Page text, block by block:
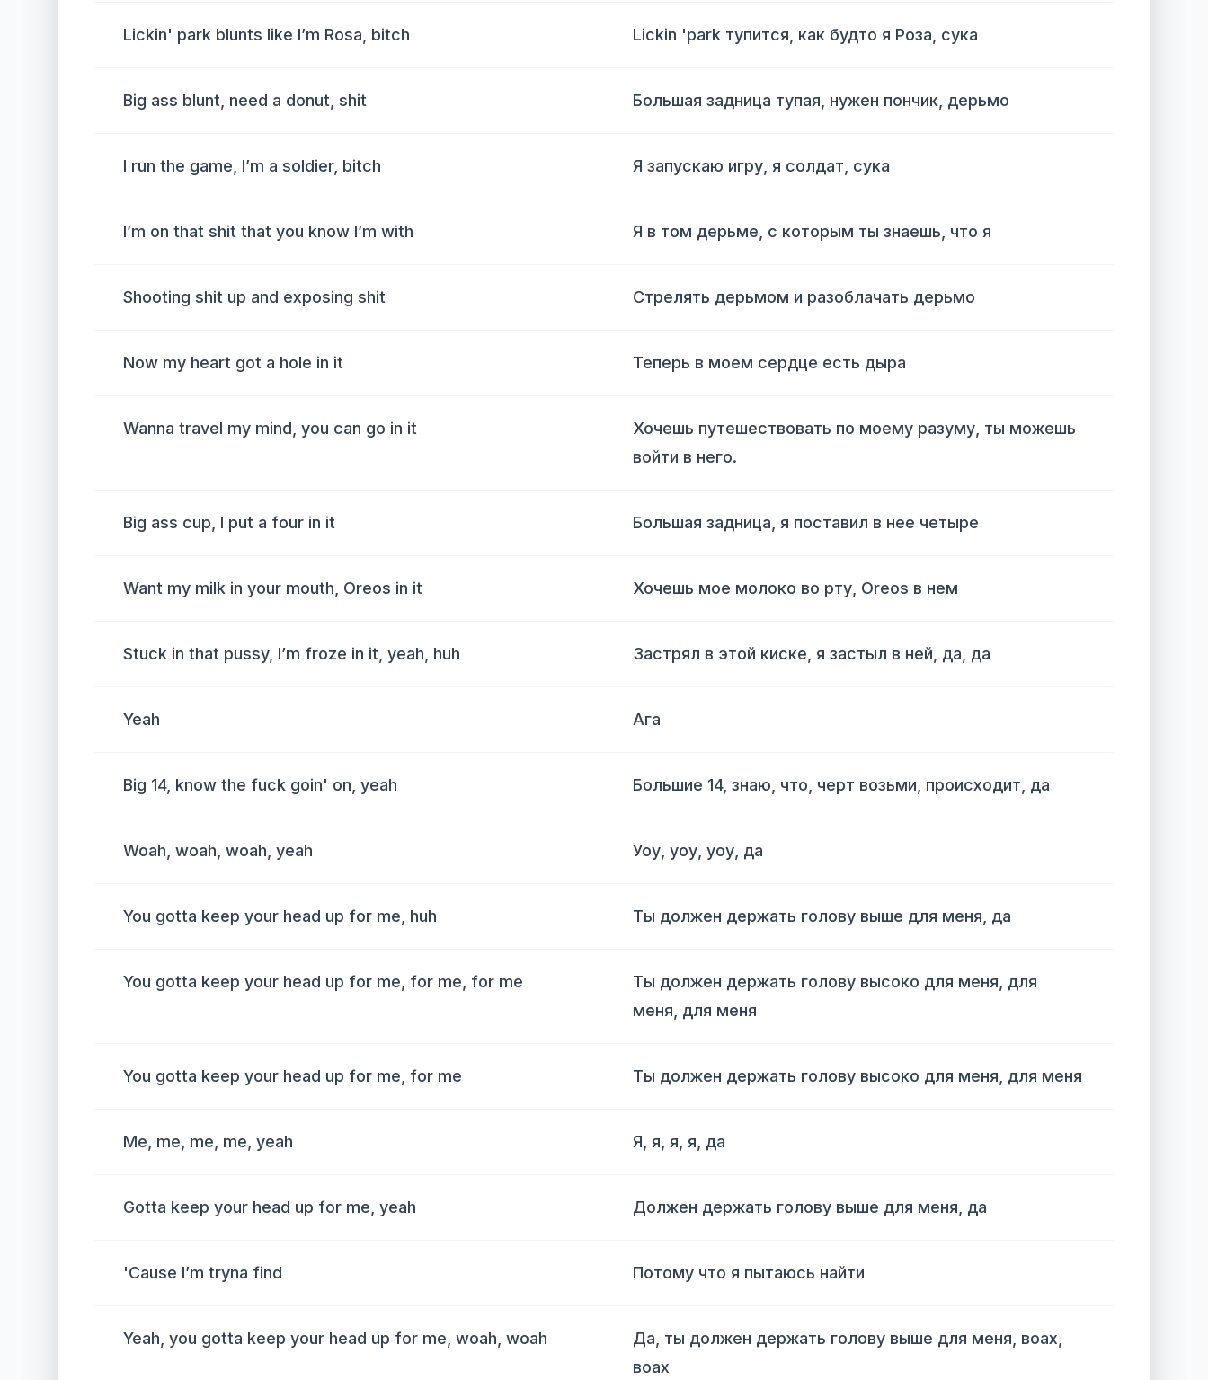
Lickin' park blunts like I’m Rosa, bitch Lickin 'park тупится, как будто я Роза, сука
Big ass blunt, need a donut, shit Большая задница тупая, нужен пончик, дерьмо
I run the game, I’m a soldier, bitch Я запускаю игру, я солдат, сука
I’m on that shit that you know I’m with Я в том дерьме, с которым ты знаешь, что я
Shooting shit up and exposing shit Стрелять дерьмом и разоблачать дерьмо
Now my heart got a hole in it Теперь в моем сердце есть дыра
Wanna travel my mind, you can go in it
Хочешь путешествовать по моему разуму, ты можешь
войти в него.
Big ass cup, I put a four in it Большая задница, я поставил в нее четыре
Want my milk in your mouth, Oreos in it Хочешь мое молоко во рту, Oreos в нем
Stuck in that pussy, I’m froze in it, yeah, huh Застрял в этой киске, я застыл в ней, да, да
Yeah Ага
Big 14, know the fuck goin' on, yeah Большие 14, знаю, что, черт возьми, происходит, да
Woah, woah, woah, yeah Уоу, уоу, уоу, да
You gotta keep your head up for me, huh Ты должен держать голову выше для меня, да
You gotta keep your head up for me, for me, for me
Ты должен держать голову высоко для меня, для
меня, для меня
You gotta keep your head up for me, for me Ты должен держать голову высоко для меня, для меня
Me, me, me, me, yeah Я, я, я, я, да
Gotta keep your head up for me, yeah Должен держать голову выше для меня, да
'Cause I’m tryna find Потому что я пытаюсь найти
Yeah, you gotta keep your head up for me, woah, woah
Да, ты должен держать голову выше для меня, воах,
воах